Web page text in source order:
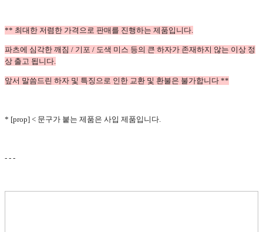
** 최대한 저렴한 가격으로 판매를 진행하는 제품입니다.
파츠에 심각한 깨짐 / 기포 / 도색 미스 등의 큰 하자가 존재하지 않는 이상 정
상 출고 됩니다.
앞서 말씀드린 하자 및 특징으로 인한 교환 및 환불은 불가합니다 **
* [prop] < 문구가 붙는 제품은 사입 제품입니다.
- - -